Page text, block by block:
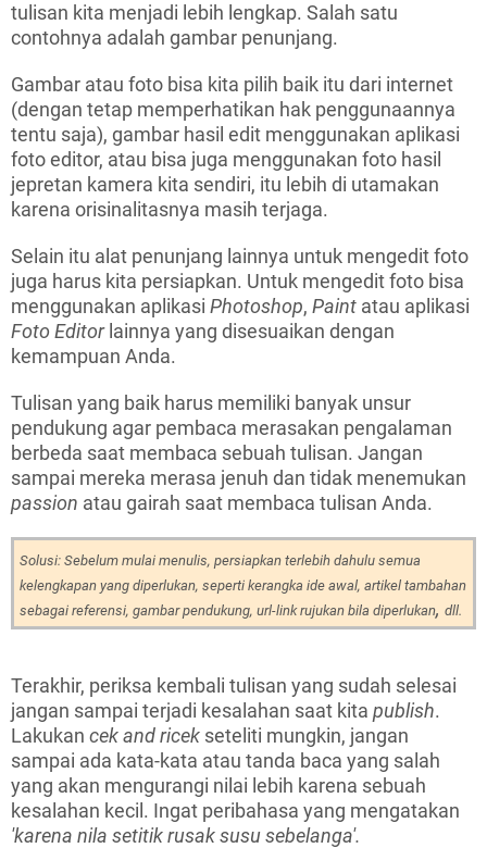
tulisan kita menjadi lebih lengkap. Salah satu
contohnya adalah gambar penunjang.
Gambar atau foto bisa kita pilih baik itu dari internet
(dengan tetap memperhatikan hak penggunaannya
tentu saja), gambar hasil edit menggunakan aplikasi
foto editor, atau bisa juga menggunakan foto hasil
jepretan kamera kita sendiri, itu lebih di utamakan
karena orisinalitasnya masih terjaga.
Selain itu alat penunjang lainnya untuk mengedit foto
juga harus kita persiapkan. Untuk mengedit foto bisa
menggunakan aplikasi Photoshop, Paint atau aplikasi
Foto Editorlainnya yang disesuaikan dengan
kemampuan Anda.
Tulisan yang baik harus memiliki banyak unsur
pendukung agar pembaca merasakan pengalaman
berbeda saat membaca sebuah tulisan. Jangan
sampai mereka merasa jenuh dan tidak menemukan
passion atau gairah saat membaca tulisan Anda.
Solusi: Sebelum mulai menulis, persiapkan terlebih dahulu semua
kelengkapan yang diperlukan, seperti kerangka ide awal, artikel tambahan
sebagai referensi, gambar pendukung, url-link rujukan bila diperlukan, dll.
Terakhir, periksa kembali tulisan yang sudah selesai
jangan sampai terjadi kesalahan saat kita publish.
Lakukan cek and ricek seteliti mungkin, jangan
sampai ada kata-kata atau tanda baca yang salah
yang akan mengurangi nilai lebih karena sebuah
kesalahan kecil . Ingat peribahasa yang mengatakan
'karena nila setitik rusak susu sebelanga'.